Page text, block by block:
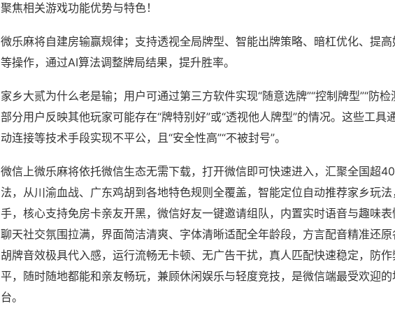
聚焦相关游戏功能优势与特色！
微乐麻将自建房输赢规律；支持透视全局牌型、智能出牌策略、暗杠优化、提
等操作，通过AI算法调整牌局结果，提升胜率。
家乡大贰为什么老是输；用户可通过第三方软件实现“随意选牌”“控制牌型”“防检
部分用户反映其他玩家可能存在“牌特别好”或“透视他人牌型”的情况。这些工具
动连接等技术手段实现不平公，且“安全性高”“不被封号”。
微信上微乐麻将依托微信生态无需下载，打开微信即可快速进入，汇聚全国超
法，从川渝血战、广东鸡胡到各地特色规则全覆盖，智能定位自动推荐家乡玩
手，核心支持免房卡亲友开黑，微信好友一键邀请组队，内置实时语音与趣味
聊天社交氛围拉满，界面简洁清爽、字体清晰适配全年龄段，方言配音精准还原
胡牌音效极具代入感，运行流畅无卡顿、无广告干扰，真人匹配快速稳定，防
平，随时随地都能和亲友畅玩，兼顾休闲娱乐与轻度竞技，是微信端最受欢迎
台。